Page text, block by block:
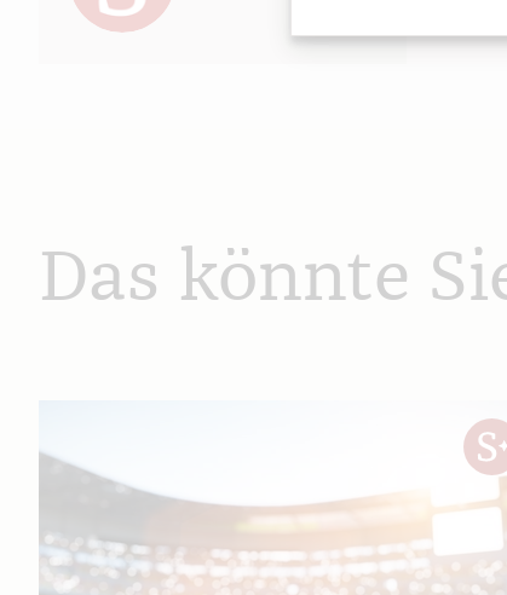
Das könnte